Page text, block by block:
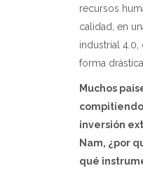
recursos
calidad, en
industrial
forma drástica.
Muchos
inversión
Nam, ¿por
qué